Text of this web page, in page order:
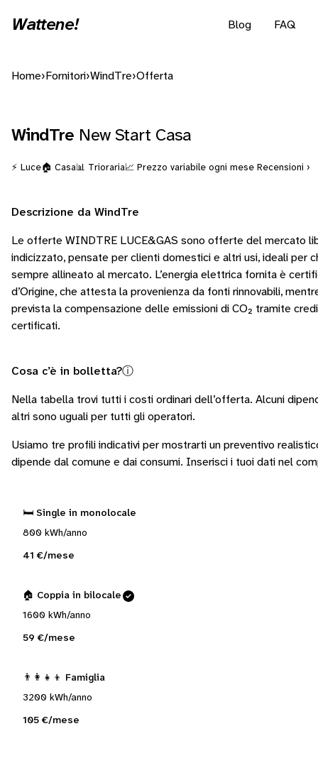
Wattene! Blog FAQ
Home› Fornitori›WindTre›Offerta
WindTre New Start Casa
⚡ Luce🏠 Casa📊 Trioraria📈 Prezzo variabile ogni mese Recensioni ›
Descrizione da WindTre
Le offerte WINDTRE LUCE&GAS sono offerte del mercato
indicizzato, pensate per clienti domestici e altri usi, ideali per
sempre allineato al mercato. L’energia elettrica fornita è
d’Origine, che attesta la provenienza da fonti rinnovabili,
prevista la compensazione delle emissioni di CO₂ tramite
certificati.
Cosa c’è in bolletta?ⓘ
Nella tabella trovi tutti i costi ordinari dell’offerta. Alcuni
altri sono uguali per tutti gli operatori.
Usiamo tre profili indicativi per mostrarti un preventivo
dipende dal comune e dai consumi. Inserisci i tuoi dati nel
🛏️ Single in monolocale
800 kWh/anno
41 €/mese
🏠 Coppia in bilocale
1600 kWh/anno
59 €/mese
👨‍👩‍👧‍👦 Famiglia
3200 kWh/anno
105 €/mese